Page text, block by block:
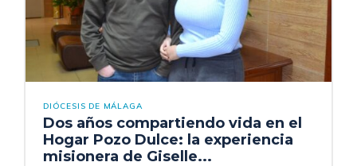
DIÓCESIS DE MÁLAGA
Dos años compartiendo vida en el
Hogar Pozo Dulce: la experiencia
misionera de Giselle...